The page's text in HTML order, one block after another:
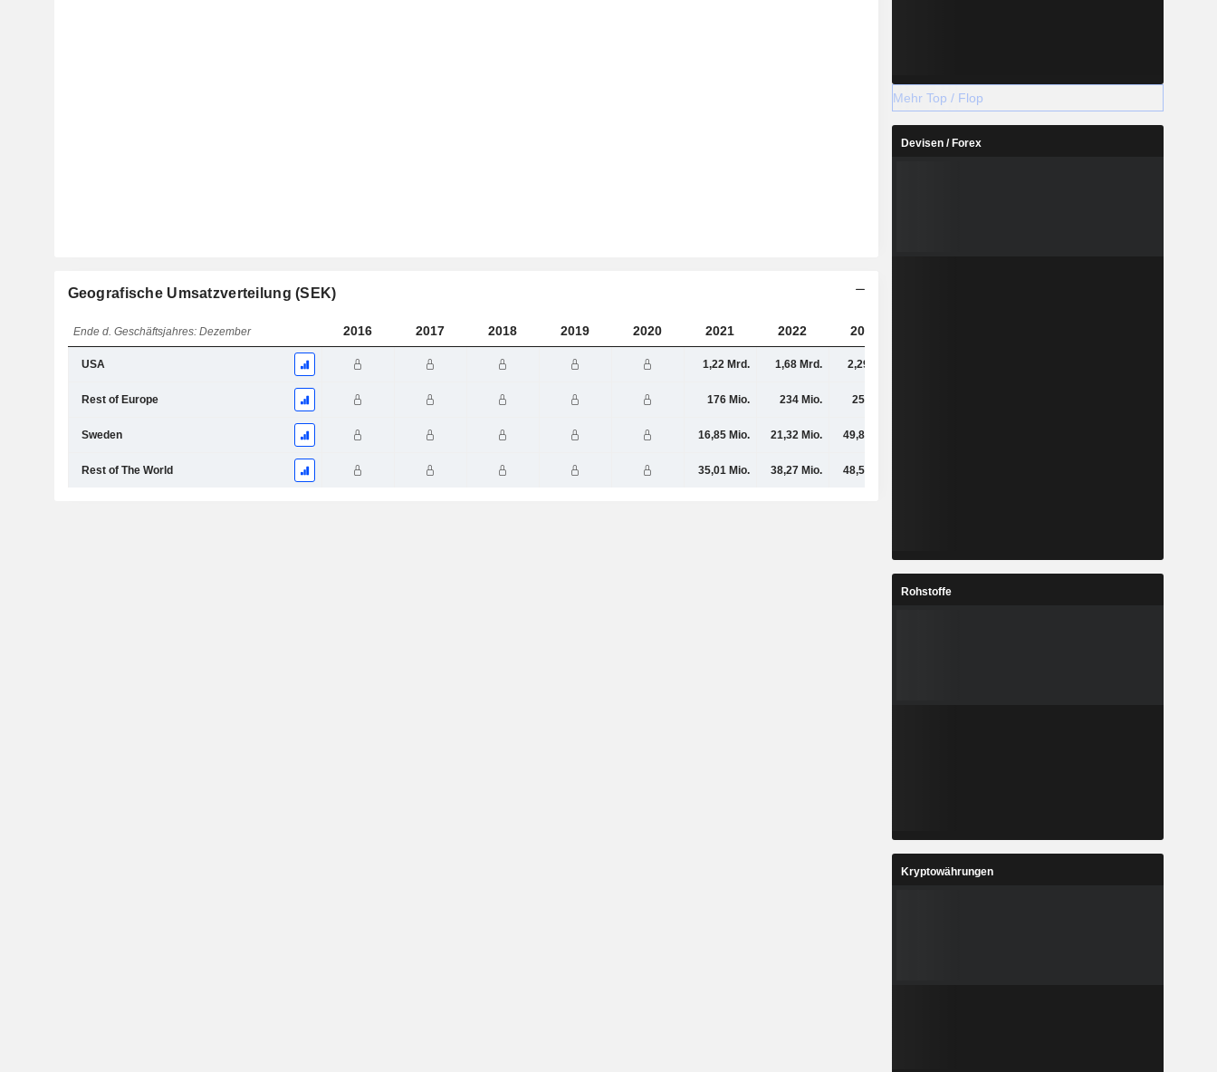
Geografische Umsatzverteilung (SEK)
Ende d. Geschäftsjahres: Dezember 2016 2017 2018 2019 2020 2021 2022 2023
USA 1,22 Mrd. 1,68 Mrd. 2,29 Mrd.
Rest of Europe 176 Mio. 234 Mio. 259 Mio.
Sweden 16,85 Mio. 21,32 Mio. 49,87 Mio.
Rest of The World 35,01 Mio. 38,27 Mio. 48,55 Mio.
Mehr Top / Flop
Devisen / Forex
Rohstoffe
Kryptowährungen